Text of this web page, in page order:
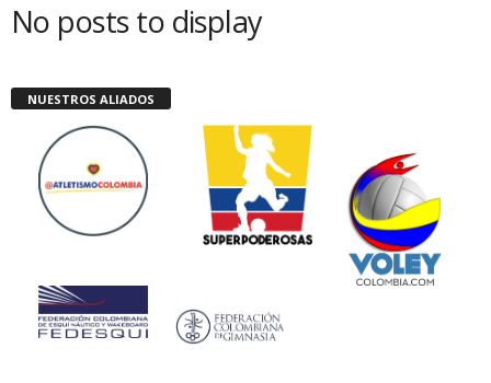
No posts to display
NUESTROS ALIADOS